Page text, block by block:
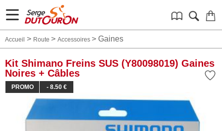
Accueil > Route > Accessoires > Gaines
Kit Shimano Freins SUS (Y80098019) Gaines
Noires + Câbles
PROMO - 8.50 €